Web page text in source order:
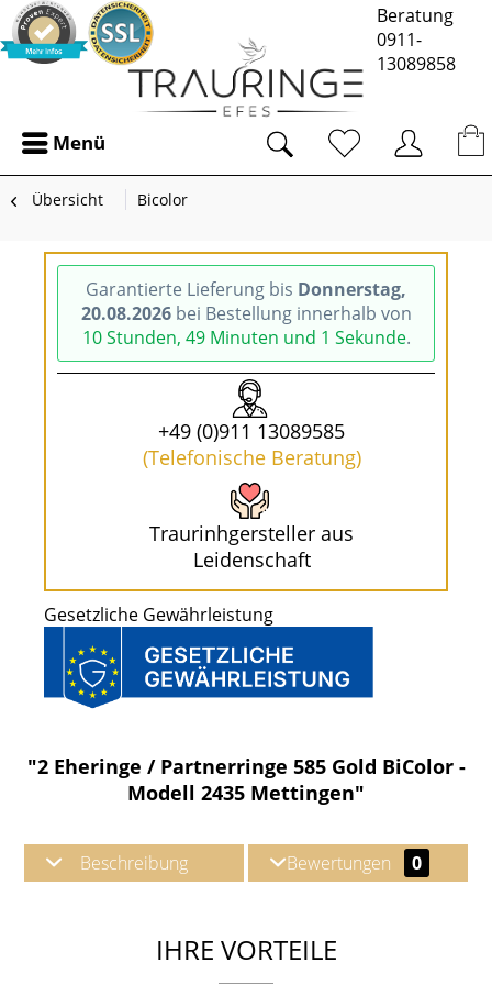
Beratung
0911-
13089858
Menü
Übersicht Bicolor
Garantierte Lieferung bis Donnerstag,
20.08.2026bei Bestellung innerhalb von
10 Stunden, 49 Minuten und 0 Sekunden
+49 (0)911 13089585
(Telefonische Beratung)
Traurinhgersteller aus
Leidenschaft
Gesetzliche Gewährleistung
"2 Eheringe / Partnerringe 585 Gold BiColor -
Modell 2435 Mettingen"
Beschreibung Bewertungen 0
IHRE VORTEILE